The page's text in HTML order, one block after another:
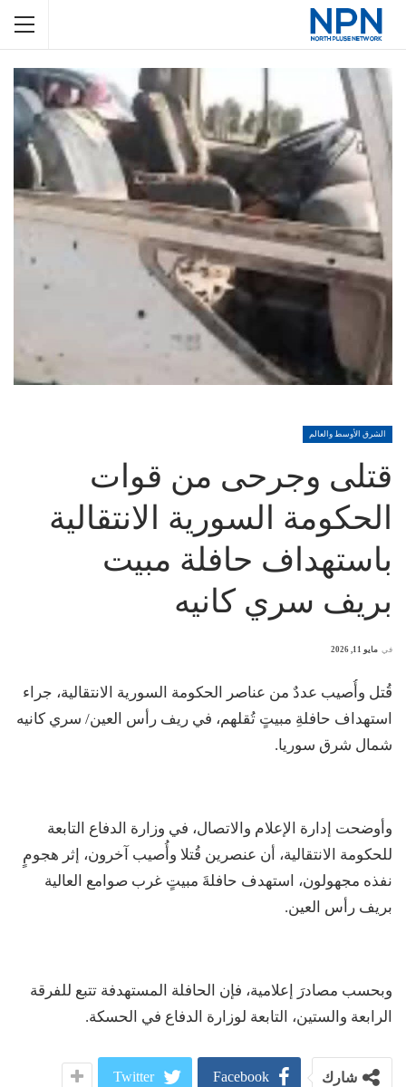
الشرق الأوسط والعالم
قتلى وجرحى من قوات
الحكومة السورية الانتقالية
باستهداف حافلة مبيت
بريف سري كانيه
في مايو 11, 2026
قُتل وأُصيب عددٌ من عناصر الحكومة السورية الانتقالية، جراء
استهداف حافلةِ مبيتٍ تُقلهم، في ريف رأس العين/ سري كانيه
شمال شرق سوريا.
وأوضحت إدارة الإعلام والاتصال، في وزارة الدفاع التابعة
للحكومة الانتقالية، أن عنصرين قُتلا وأُصيب آخرون، إثر هجومٍ
نفذه مجهولون، استهدف حافلةَ مبيتٍ غرب صوامع العالية
بريف رأس العين.
وبحسب مصادرَ إعلامية، فإن الحافلة المستهدفة تتبع للفرقة
الرابعة والستين، التابعة لوزارة الدفاع في الحسكة.
شارك Facebook
Twitter